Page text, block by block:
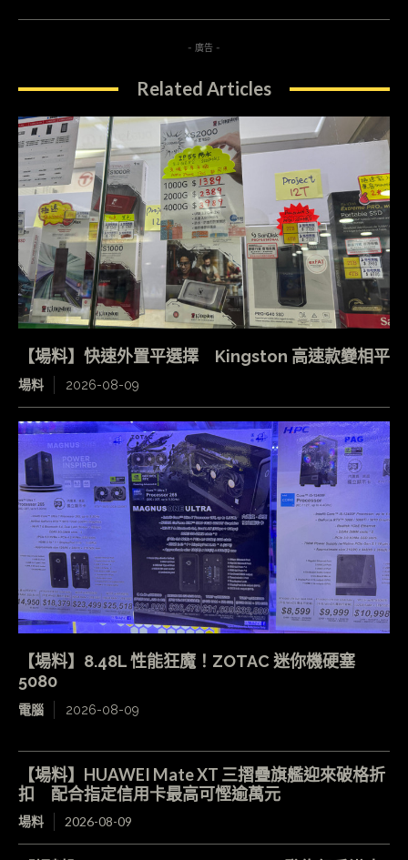
- 廣告 -
Related Articles
【場料】快速外置平選擇 Kingston 高速款變相平
場料 2026-08-09
【場料】8.48L 性能狂魔！ZOTAC 迷你機硬塞
5080
電腦 2026-08-09
【場料】HUAWEI Mate XT 三摺疊旗艦迎來破格折
扣 配合指定信用卡最高可慳逾萬元
場料 2026-08-09